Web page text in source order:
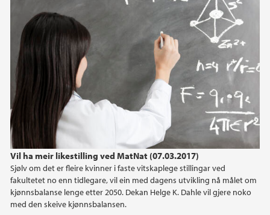
Vil ha meir likestilling ved MatNat (07.03.2017)
Sjølv om det er fleire kvinner i faste vitskaplege stillingar ved
fakultetet no enn tidlegare, vil ein med dagens utvikling nå målet om
kjønnsbalanse lenge etter 2050. Dekan Helge K. Dahle vil gjere noko
med den skeive kjønnsbalansen.